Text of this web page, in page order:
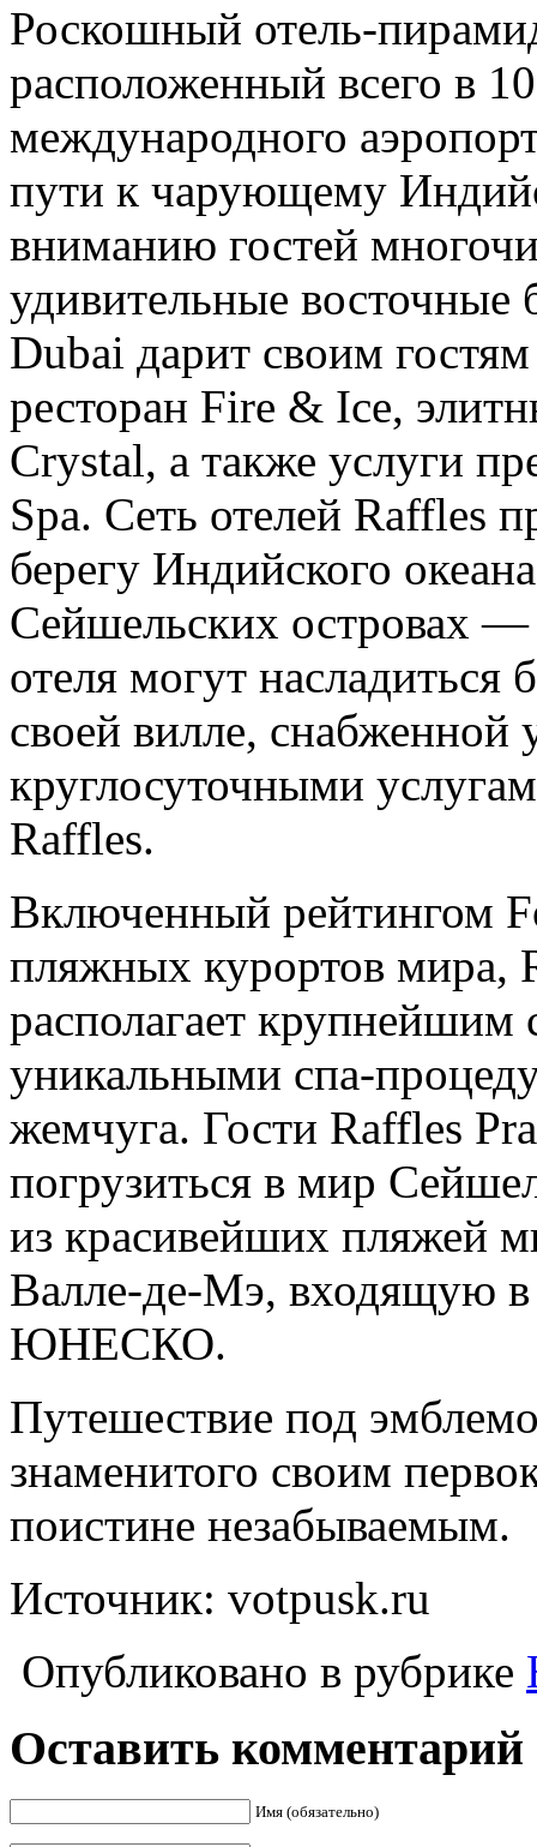
Роскошный отель-
расположенный всего в
международного
пути к чарующему
вниманию гостей
удивительные
Dubai дарит своим
ресторан Fire & Ice,
Crystal, а также услуги
Spa. Сеть отелей Raffles
берегу Индийского
Сейшельских островах —
отеля могут
своей вилле,
круглосуточными
Raffles.
Включенный рейтингом
пляжных курортов мира,
располагает
уникальными спа-
жемчуга. Гости Raffles
погрузиться в мир
из красивейших пляжей
Валле-де-Мэ, входящую в
ЮНЕСКО.
Путешествие под
знаменитого своим
поистине незабываемым.
Источник: votpusk.ru
Опубликовано в рубрике
Оставить комментарий
Имя (обязательно)